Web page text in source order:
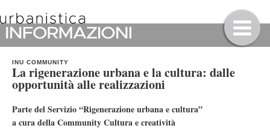
INU COMMUNITY
La rigenerazione urbana e la cultura: dalle
opportunità alle realizzazioni
Parte del Servizio “Rigenerazione urbana e cultura”
a cura della Community Cultura e creatività